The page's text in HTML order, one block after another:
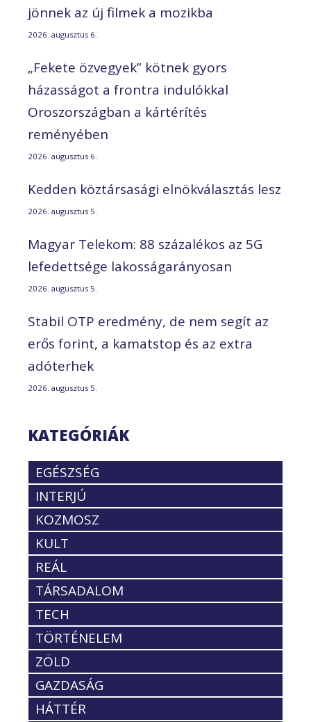
jönnek az új filmek a mozikba
2026. augusztus 6.
„Fekete özvegyek” kötnek gyors
házasságot a frontra indulókkal
Oroszországban a kártérítés
reményében
2026. augusztus 6.
Kedden köztársasági elnökválasztás lesz
2026. augusztus 5.
Magyar Telekom: 88 százalékos az 5G
lefedettsége lakosságarányosan
2026. augusztus 5.
Stabil OTP eredmény, de nem segít az
erős forint, a kamatstop és az extra
adóterhek
2026. augusztus 5.
KATEGÓRIÁK
EGÉSZSÉG
INTERJÚ
KOZMOSZ
KULT
REÁL
TÁRSADALOM
TECH
TÖRTÉNELEM
ZÖLD
GAZDASÁG
HÁTTÉR